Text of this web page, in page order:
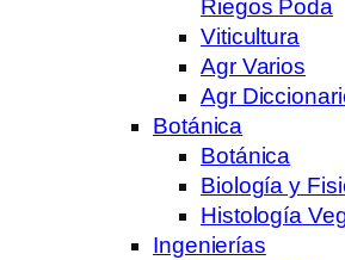
Riegos Poda
Viticultura
Agr Varios
Agr
Botánica
Botánica
Biología y
Histología
Ingenierías